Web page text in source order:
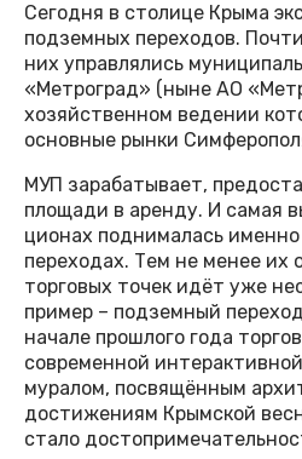
Сегодня в столице Крыма
подземных переходов.
них управлялись
«Метроград» (ныне АО
хозяйственном ведении
основные рынки
МУП зарабатывает,
площади в аренду. И самая
ционах поднималась
переходах. Тем не менее их
торговых точек идёт уже
пример – подземный
начале прошлого года
современной
муралом, посвящённым
достижениям Крымской
стало